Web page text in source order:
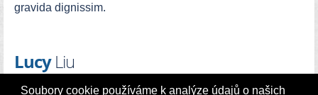
Soubory cookie používáme k analýze údajů o našich
gravida dignissim.
LucyLiu